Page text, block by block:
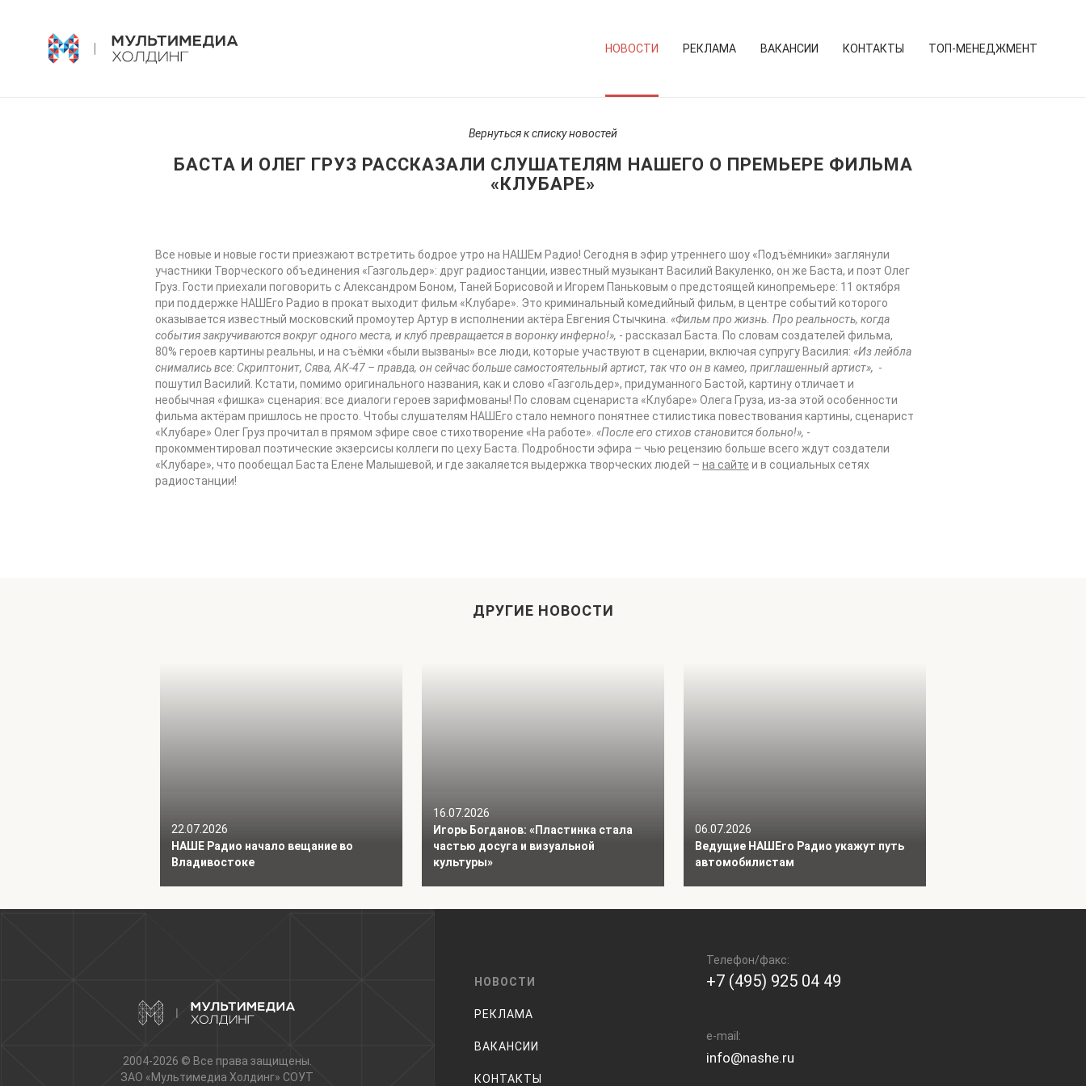
НОВОСТИ РЕКЛАМА ВАКАНСИИ КОНТАКТЫ ТОП-МЕНЕДЖМЕНТ
Вернуться к списку новостей
БАСТА И ОЛЕГ ГРУЗ РАССКАЗАЛИ СЛУШАТЕЛЯМ НАШЕГО О ПРЕМЬЕРЕ ФИЛЬМА
«КЛУБАРЕ»
Все новые и новые гости приезжают встретить бодрое утро на НАШЕм Радио! Сегодня в эфир утреннего шоу «Подъёмники» заглянули
участники Творческого объединения «Газгольдер»: друг радиостанции, известный музыкант Василий Вакуленко, он же Баста, и поэт Олег
Груз. Гости приехали поговорить с Александром Боном, Таней Борисовой и Игорем Паньковым о предстоящей кинопремьере: 11 октября
при поддержке НАШЕго Радио в прокат выходит фильм «Клубаре». Это криминальный комедийный фильм, в центре событий которого
оказывается известный московский промоутер Артур в исполнении актёра Евгения Стычкина. «Фильм про жизнь. Про реальность, когда
события закручиваются вокруг одного места, и клуб превращается в воронку инферно!», - рассказал Баста. По словам создателей фильма,
80% героев картины реальны, и на съёмки «были вызваны» все люди, которые участвуют в сценарии, включая супругу Василия: «Из лейбла
снимались все: Скриптонит, Сява, АК-47 – правда, он сейчас больше самостоятельный артист, так что он в камео, приглашенный артист», -
пошутил Василий. Кстати, помимо оригинального названия, как и слово «Газгольдер», придуманного Бастой, картину отличает и
необычная «фишка» сценария: все диалоги героев зарифмованы! По словам сценариста «Клубаре» Олега Груза, из-за этой особенности
фильма актёрам пришлось не просто. Чтобы слушателям НАШЕго стало немного понятнее стилистика повествования картины, сценарист
«Клубаре» Олег Груз прочитал в прямом эфире свое стихотворение «На работе». «После его стихов становится больно!», -
прокомментировал поэтические экзерсисы коллеги по цеху Баста. Подробности эфира – чью рецензию больше всего ждут создатели
«Клубаре», что пообещал Баста Елене Малышевой, и где закаляется выдержка творческих людей – на сайте и в социальных сетях
радиостанции!
ДРУГИЕ НОВОСТИ
22.07.2026
НАШЕ Радио начало вещание во
Владивостоке
16.07.2026
Игорь Богданов: «Пластинка стала
частью досуга и визуальной
культуры»
06.07.2026
Ведущие НАШЕго Радио укажут путь
автомобилистам
2004-2026 © Все права защищены.
ЗАО «Мультимедиа Холдинг» СОУТ
НОВОСТИ
РЕКЛАМА
ВАКАНСИИ
КОНТАКТЫ
Телефон/факс:
+7 (495) 925 04 49
e-mail:
info@nashe.ru